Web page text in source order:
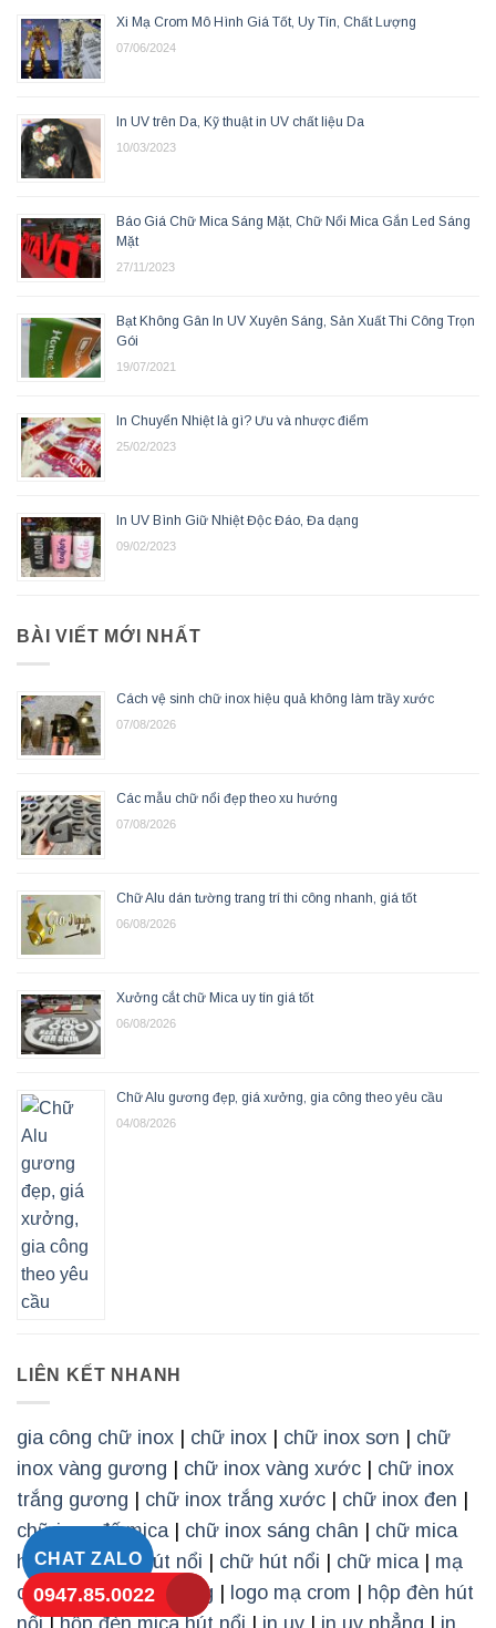
CHAT ZALO
0947.85.0022
Xi Mạ Crom Mô Hình Giá Tốt, Uy Tín, Chất Lượng
07/06/2024
In UV trên Da, Kỹ thuật in UV chất liệu Da
10/03/2023
Báo Giá Chữ Mica Sáng Mặt, Chữ Nổi Mica Gắn Led Sáng
Mặt
27/11/2023
Bạt Không Gân In UV Xuyên Sáng, Sản Xuất Thi Công Trọn
Gói
19/07/2021
In Chuyển Nhiệt là gì? Ưu và nhược điểm
25/02/2023
In UV Bình Giữ Nhiệt Độc Đáo, Đa dạng
09/02/2023
BÀI VIẾT MỚI NHẤT
Cách vệ sinh chữ inox hiệu quả không làm trầy xước
07/08/2026
Các mẫu chữ nổi đẹp theo xu hướng
07/08/2026
Chữ Alu dán tường trang trí thi công nhanh, giá tốt
06/08/2026
Xưởng cắt chữ Mica uy tín giá tốt
06/08/2026
Chữ Alu gương đẹp, giá xưởng, gia công theo yêu cầu
04/08/2026
LIÊN KẾT NHANH
gia công chữ inox | chữ inox | chữ inox sơn | chữ
inox vàng gương | chữ inox vàng xước | chữ inox
trắng gương | chữ inox trắng xước | chữ inox đen |
chữ inox đế mica | chữ inox sáng chân | chữ mica
hút nổi|mica hút nổi | chữ hút nổi | chữ mica | mạ
crom| mạ chân không | logo mạ crom | hộp đèn hút
nổi|hộp đèn mica hút nổi | in uv | in uv phẳng | in